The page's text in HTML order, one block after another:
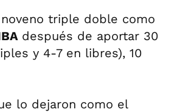
triple doble como
después de aportar 30
y 4-7 en libres), 10
lo dejaron como el